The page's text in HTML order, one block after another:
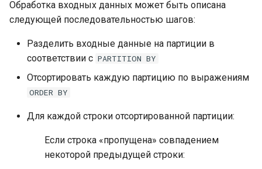
Обработка входных данных может быть описана
следующей последовательностью шагов:
Разделить входные данные на партиции в
соответствии с PARTITION BY
Отсортировать каждую партицию по выражениям
ORDER BY
Для каждой строки отсортированной партиции:
Если строка «пропущена» совпадением
некоторой предыдущей строки: